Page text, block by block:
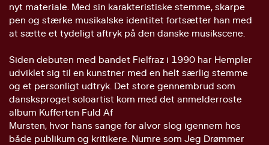
nyt materiale. Med sin karakteristiske stemme, skarpe
pen og stærke musikalske identitet fortsætter han med
at sætte et tydeligt aftryk på den danske musikscene.
Siden debuten med bandet Fielfraz i 1990 har Hempler
udviklet sig til en kunstner med en helt særlig stemme
og et personligt udtryk. Det store gennembrud som
dansksproget soloartist kom med det anmelderroste
album Kufferten Fuld Af
Mursten, hvor hans sange for alvor slog igennem hos
både publikum og kritikere. Numre som Jeg Drømmer